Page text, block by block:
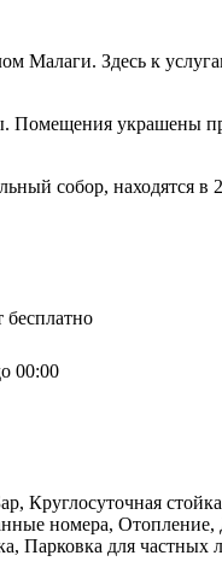
Малаги. Здесь к
Помещения украшены
собор, находятся
00:00
номера,
Парковка для частных